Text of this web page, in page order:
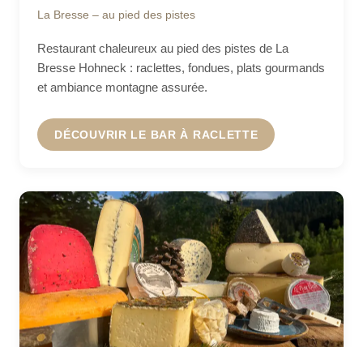
La Bresse – au pied des pistes
Restaurant chaleureux au pied des pistes de La
Bresse Hohneck : raclettes, fondues, plats gourmands
et ambiance montagne assurée.
DÉCOUVRIR LE BAR À RACLETTE